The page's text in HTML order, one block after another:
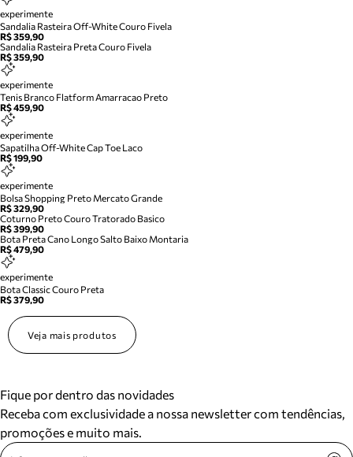
experimente
Sandalia Rasteira Off-White Couro Fivela
R$ 359,90
Sandalia Rasteira Preta Couro Fivela
R$ 359,90
experimente
Tenis Branco Flatform Amarracao Preto
R$ 459,90
experimente
Sapatilha Off-White Cap Toe Laco
R$ 199,90
experimente
Bolsa Shopping Preto Mercato Grande
R$ 329,90
Coturno Preto Couro Tratorado Basico
R$ 399,90
Bota Preta Cano Longo Salto Baixo Montaria
R$ 479,90
experimente
Bota Classic Couro Preta
R$ 379,90
Veja mais produtos
Fique por dentro das novidades
Receba com exclusividade a nossa newsletter com tendências,
promoções e muito mais.